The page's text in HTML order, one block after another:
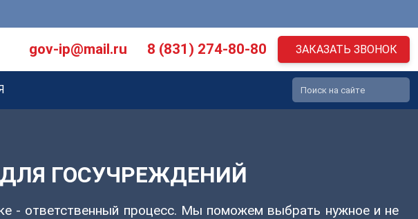
gov-ip@mail.ru 8 (831) 274-80-80 ЗАКАЗАТЬ ЗВОНОК
ГОСУЧРЕЖДЕНИЙ
- ответственный процесс. Мы поможем выбрать нужное и не